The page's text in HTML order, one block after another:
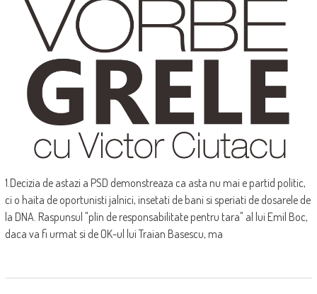
1.Decizia de astazi a PSD demonstreaza ca asta nu mai e partid politic,
ci o haita de oportunisti jalnici, insetati de bani si speriati de dosarele de
la DNA. Raspunsul "plin de responsabilitate pentru tara" al lui Emil Boc,
daca va fi urmat si de OK-ul lui Traian Basescu, ma